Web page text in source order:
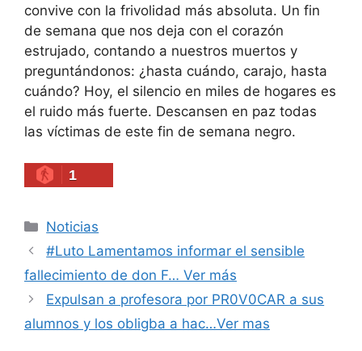
convive con la frivolidad más absoluta. Un fin
de semana que nos deja con el corazón
estrujado, contando a nuestros muertos y
preguntándonos: ¿hasta cuándo, carajo, hasta
cuándo? Hoy, el silencio en miles de hogares es
el ruido más fuerte. Descansen en paz todas
las víctimas de este fin de semana negro.
1
Categories
Noticias
#Luto Lamentamos informar el sensible
fallecimiento de don F… Ver más
Expulsan a profesora por PR0V0CAR a sus
alumnos y los obligba a hac…Ver mas